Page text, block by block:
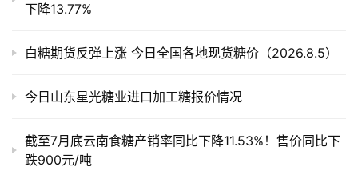
下降13.77%
白糖期货反弹上涨 今日全国各地现货糖价（2026.8.5）
今日山东星光糖业进口加工糖报价情况
截至7月底云南食糖产销率同比下降11.53%！售价同比下
跌900元/吨